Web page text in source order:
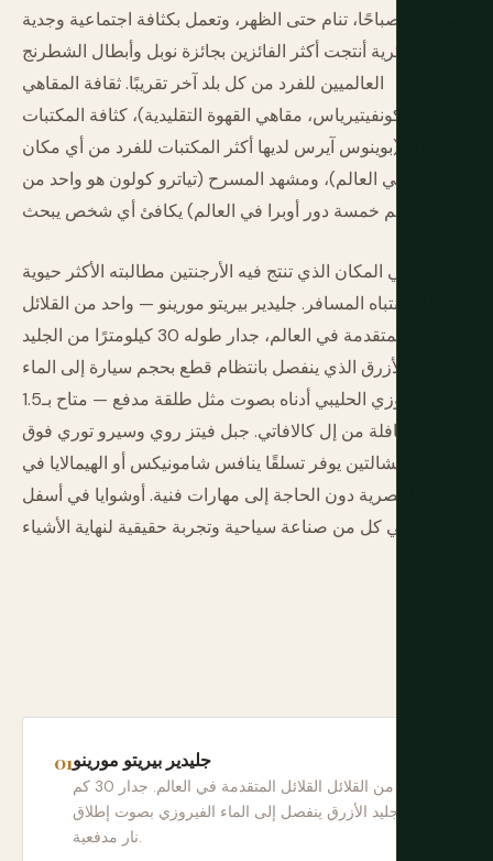
الساعة 2 صباحًا، تنام حتى الظهر، وتعمل بكثافة اجتماعية وجدية
فكرية أنتجت أكثر الفائزين بجائزة نوبل وأبطال الشطرنج
العالميين للفرد من كل بلد آخر تقريبًا. ثقافة المقاهي
(الكونفيتيرياس، مقاهي القهوة التقليدية)، كثافة المكتبات
المستقلة (بوينوس آيرس لديها أكثر المكتبات للفرد من أي مكان
آخر في العالم)، ومشهد المسرح (تياترو كولون هو واحد من
باتاغونيا هي المكان الذي تنتج فيه الأرجنتين مطالبته الأكثر حيوية
على انتباه المسافر. جليدير بيريتو مورينو — واحد من القلائل
القلائل المتقدمة في العالم، جدار طوله 30 كيلومترًا من الجليد
الأزرق الذي ينفصل بانتظام قطع بحجم سيارة إلى الماء
الفيروزي الحليبي أدناه بصوت مثل طلقة مدفع — متاح بـ1.5
ساعة حافلة من إل كالافاتي. جبل فيتز روي وسيرو توري فوق
إل تشالتين يوفر تسلقًا ينافس شامونيكس أو الهيمالايا في
الدراما البصرية دون الحاجة إلى مهارات فنية. أوشوايا في أسفل
جليدير بيريتو مورينو
واحد من القلائل القلائل المتقدمة في العالم. جدار 30 كم
من الجليد الأزرق ينفصل إلى الماء الفيروزي بصوت إطلاق
نار مدفعية.